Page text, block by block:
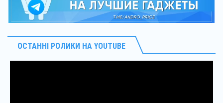
ОСТАННІ РОЛИКИ НА YOUTUBE